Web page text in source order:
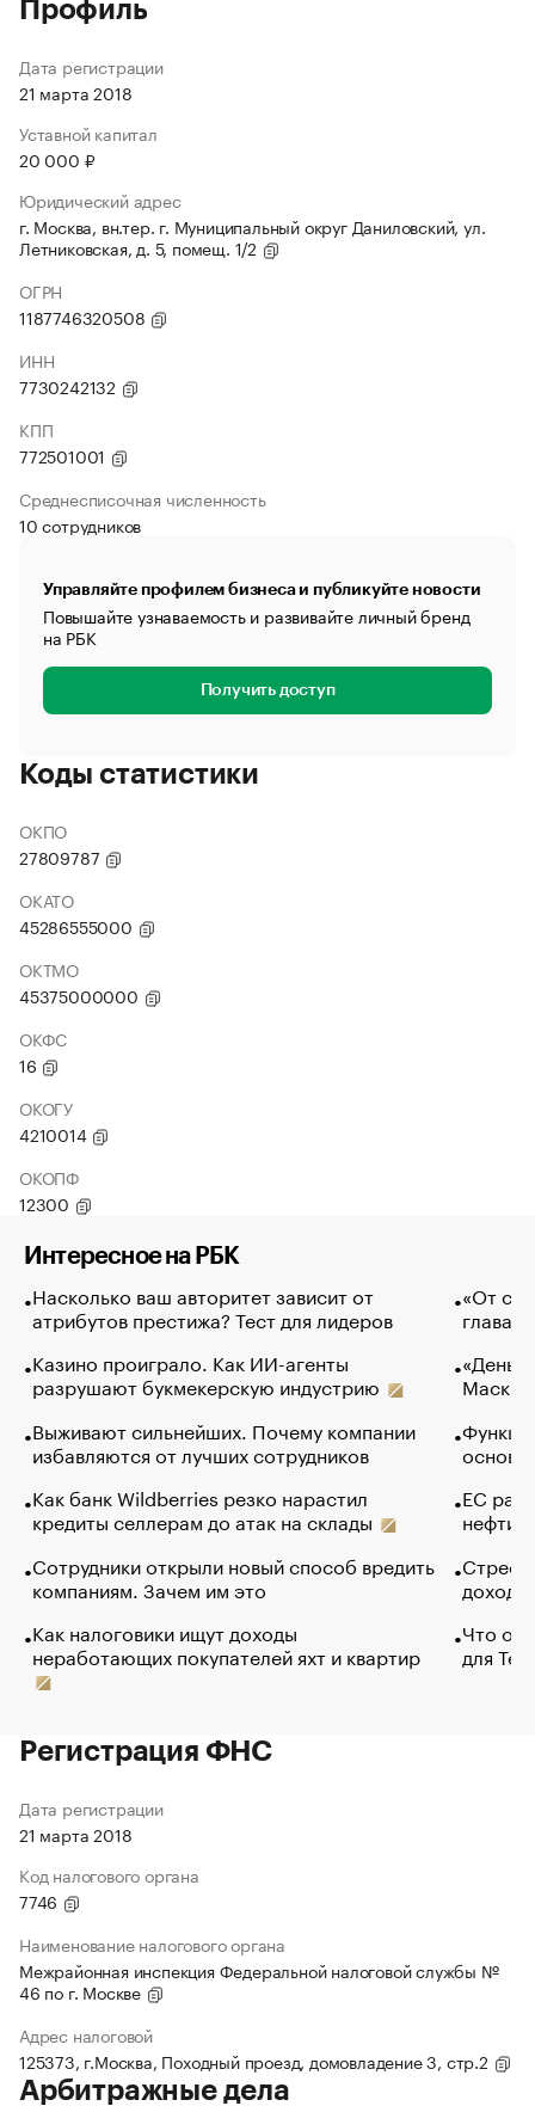
Профиль
Дата регистрации
21 марта 2018
Уставной капитал
20 000 ₽
Юридический адрес
г. Москва, вн.тер. г. Муниципальный округ Даниловский, ул.
Летниковская, д. 5, помещ. 1/2
ОГРН
1187746320508
ИНН
7730242132
КПП
772501001
Среднесписочная численность
10 сотрудников
Управляйте профилем бизнеса и публикуйте новости
Повышайте узнаваемость и развивайте личный бренд
на РБК
Получить доступ
Коды статистики
ОКПО
27809787
ОКАТО
45286555000
ОКТМО
45375000000
ОКФС
16
ОКОГУ
4210014
ОКОПФ
12300
Интересное на РБК
Насколько ваш авторитет зависит от
атрибутов престижа? Тест для лидеров
Казино проиграло. Как ИИ-агенты
разрушают букмекерскую индустрию
Выживают сильнейших. Почему компании
избавляются от лучших сотрудников
Как банк Wildberries резко нарастил
кредиты селлерам до атак на склады
Сотрудники открыли новый способ вредить
компаниям. Зачем им это
Как налоговики ищут доходы
неработающих покупателей яхт и квартир
«От
глава
Маск в
основ
ЕС
нефти
Что
для
Регистрация ФНС
Дата регистрации
21 марта 2018
Код налогового органа
7746
Наименование налогового органа
Межрайонная инспекция Федеральной налоговой службы №
46 по г. Москве
Адрес налоговой
125373, г.Москва, Походный проезд, домовладение 3, стр.2
Арбитражные дела